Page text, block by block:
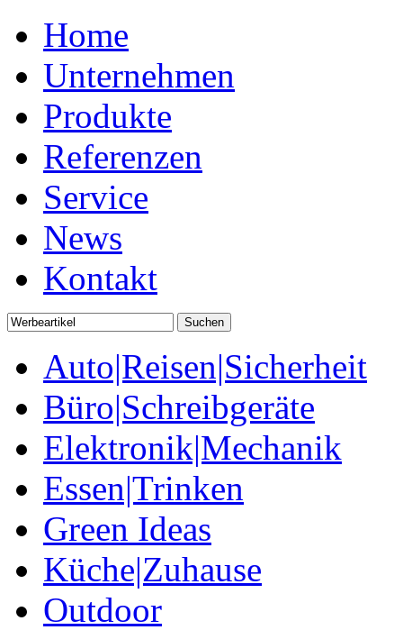
Home
Unternehmen
Produkte
Referenzen
Service
News
Kontakt
Auto|Reisen|Sicherheit
Büro|Schreibgeräte
Elektronik|Mechanik
Essen|Trinken
Green Ideas
Küche|Zuhause
Outdoor